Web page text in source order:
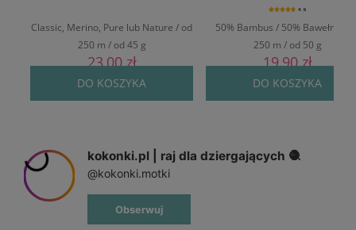
Classic, Merino, Pure lub Nature / od
250 m / od 45 g
23,00 zł
DO KOSZYKA
4.9
50% Bambus / 50% Bawełna /
250 m / od 50 g
19,90 zł
DO KOSZYKA